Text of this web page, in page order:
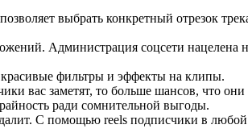
выбрать конкретный отрезок
Администрация соцсети нацелена
красивые фильтры и эффекты на клипы.
вас заметят, то больше шансов, что они
ради сомнительной выгоды.
С помощью reels подписчики в